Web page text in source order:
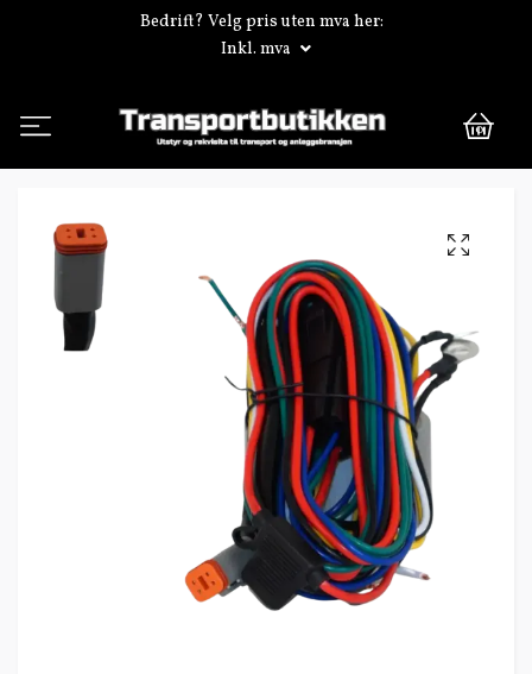
Bedrift? Velg pris uten mva her:
Inkl. mva
0